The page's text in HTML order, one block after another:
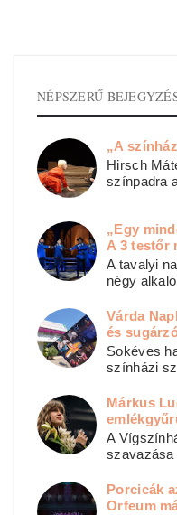
NÉPSZERŰ
„A
Hirsch
színpadra
„Egy
A 3 testőr
A tavalyi
négy
Várda
és
Sokéves
színházi
Márkus
A
szavazása
Porcicák
Orfeum